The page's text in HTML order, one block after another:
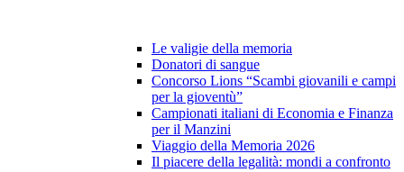
Le valigie della memoria
Donatori di sangue
Concorso Lions “Scambi giovanili e campi
per la gioventù”
Campionati italiani di Economia e Finanza
per il Manzini
Viaggio della Memoria 2026
Il piacere della legalità: mondi a confronto